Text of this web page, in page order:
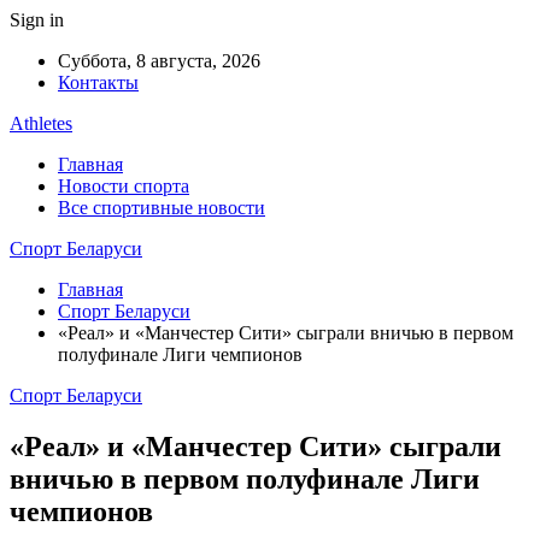
Sign in
Суббота, 8 августа, 2026
Контакты
Athletes
Главная
Новости спорта
Все спортивные новости
Спорт Беларуси
Главная
Спорт Беларуси
«Реал» и «Манчестер Сити» сыграли вничью в первом
полуфинале Лиги чемпионов
Спорт Беларуси
«Реал» и «Манчестер Сити» сыграли
вничью в первом полуфинале Лиги
чемпионов